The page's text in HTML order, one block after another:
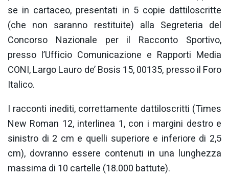
se in cartaceo, presentati in 5 copie dattiloscritte
(che non saranno restituite) alla Segreteria del
Concorso Nazionale per il Racconto Sportivo,
presso l’Ufficio Comunicazione e Rapporti Media
CONI, Largo Lauro de’ Bosis 15, 00135, presso il Foro
Italico.
I racconti inediti, correttamente dattiloscritti (Times
New Roman 12, interlinea 1, con i margini destro e
sinistro di 2 cm e quelli superiore e inferiore di 2,5
cm), dovranno essere contenuti in una lunghezza
massima di 10 cartelle (18.000 battute).